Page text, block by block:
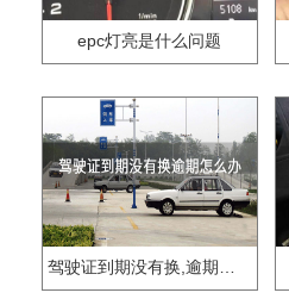
epc灯亮是什么问题
驾驶证到期没有换,逾期怎么办??